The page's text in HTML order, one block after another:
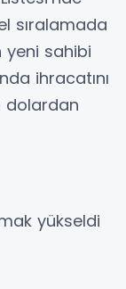
sıralamada
yeni sahibi
ihracatını
dolardan
yükseldi